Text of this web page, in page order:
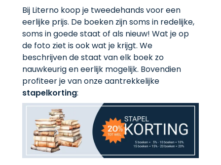
Bij Literno koop je tweedehands voor een
eerlijke prijs. De boeken zijn soms in redelijke,
soms in goede staat of als nieuw! Wat je op
de foto ziet is ook wat je krijgt. We
beschrijven de staat van elk boek zo
nauwkeurig en eerlijk mogelijk. Bovendien
profiteer je van onze aantrekkelijke
stapelkorting: